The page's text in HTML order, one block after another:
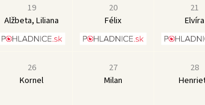
19
Alžbeta, Liliana
20
Félix
21
Elvíra
26
Kornel
27
Milan
28